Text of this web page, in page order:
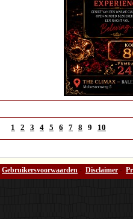
1 2 3 4 5 6 7 8 9 10
Gebruikersvoorwaarden - Disclaimer -